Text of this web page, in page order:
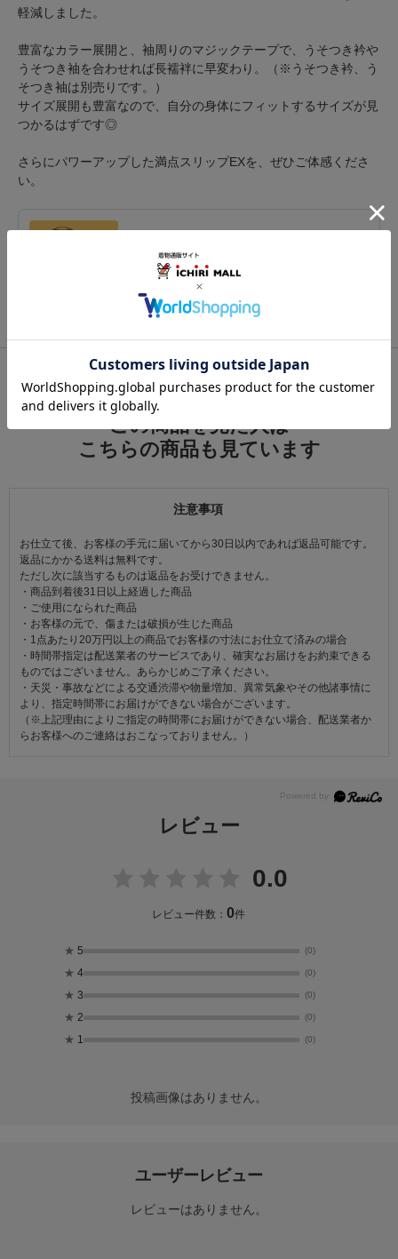
軽減しました。
豊富なカラー展開と、袖周りのマジックテープで、うそつき衿や
うそつき袖を合わせれば長襦袢に早変わり。（※うそつき衿、う
そつき袖は別売りです。）
サイズ展開も豊富なので、自分の身体にフィットするサイズが見
つかるはずです◎
さらにパワーアップした満点スリップEXを、ぜひご体感くださ
い。
ブランド
たかはしきもの工房
関連カテゴリ： 和装肌着 インナー
この商品を見た人は
こちらの商品も見ています
注意事項
お仕立て後、お客様の手元に届いてから30日以内であれば返品可能です。
返品にかかる送料は無料です。
ただし次に該当するものは返品をお受けできません。
・商品到着後31日以上経過した商品
・ご使用になられた商品
・お客様の元で、傷または破損が生じた商品
・1点あたり20万円以上の商品でお客様の寸法にお仕立て済みの場合
・時間帯指定は配送業者のサービスであり、確実なお届けをお約束できる
ものではございません。あらかじめご了承ください。
・天災・事故などによる交通渋滞や物量増加、異常気象やその他諸事情に
より、指定時間帯にお届けができない場合がございます。
（※上記理由によりご指定の時間帯にお届けができない場合、配送業者か
らお客様へのご連絡はおこなっておりません。）
レビュー
0.0
レビュー件数：0件
★ 5 (0)
★ 4 (0)
★ 3 (0)
★ 2 (0)
★ 1 (0)
投稿画像はありません。
ユーザーレビュー
レビューはありません。